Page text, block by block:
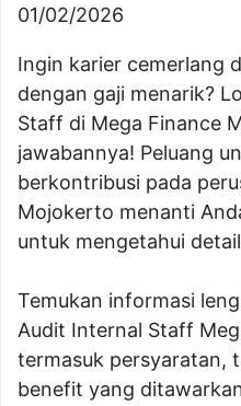
01/02/2026
Ingin karier cemerlang
dengan gaji menarik?
Staff di Mega Finance
jawabannya! Peluang
berkontribusi pada
Mojokerto menanti
untuk mengetahui
Temukan informasi
Audit Internal Staff
termasuk persyaratan,
benefit yang